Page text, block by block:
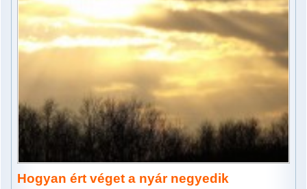
Hogyan ért véget a nyár negyedik